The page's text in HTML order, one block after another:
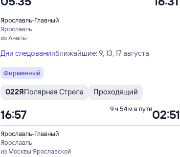
Ярославль-Главный
Ярославль
из Анапы
Дни следованияближайшие: 9, 13, 17 августа
Фирменный
022ЯПолярная Стрела Проходящий
Ярославль-Главный
Ярославль
из Москвы Ярославской
16:57 02:51
9 ч 54 м в пути